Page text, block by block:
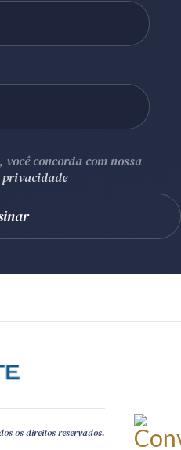
concorda com nossa
os direitos reservados.